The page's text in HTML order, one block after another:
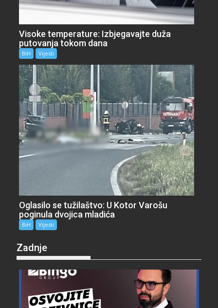
Visoke temperature: Izbjegavajte duža
putovanja tokom dana
BiH Vijesti
Oglasilo se tužilaštvo: U Kotor Varošu
poginula dvojica mladića
BiH Vijesti
Zadnje